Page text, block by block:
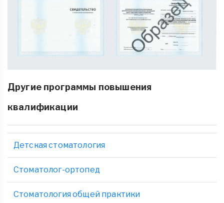
Другие программы повышения
квалификации
Детская стоматология
Стоматолог-ортопед
Стоматология общей практики